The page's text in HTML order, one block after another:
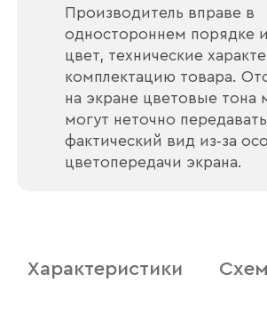
Производитель вправе в
одностороннем порядке
цвет, технические
комплектацию товара.
на экране цветовые тона
могут неточно
фактический вид из‑за
цветопередачи экрана.
Характеристики
Ваше имя
Наименование